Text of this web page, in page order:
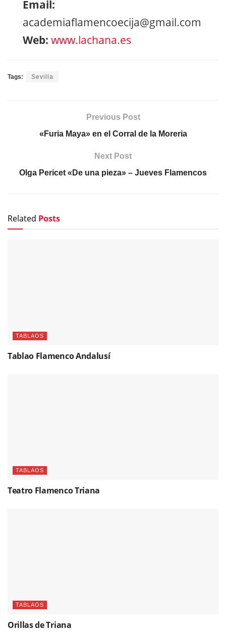
Email:
academiaflamencoecija@gmail.com
Web: www.lachana.es
Tags: Sevilla
Previous Post
«Furia Maya» en el Corral de la Moreria
Next Post
Olga Pericet «De una pieza» – Jueves Flamencos
Related Posts
TABLAOS
Tablao Flamenco Andalusí
TABLAOS
Teatro Flamenco Triana
TABLAOS
Orillas de Triana